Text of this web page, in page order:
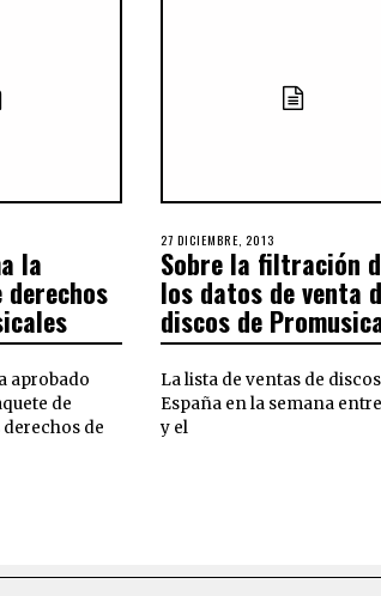
la
aprobado
de
de
27 DICIEMBRE, 2013
Sobre la filtración
los datos de venta
discos de
La lista de ventas de
España en la semana
y el